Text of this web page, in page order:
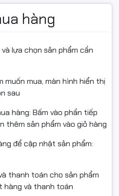
nhanh, đa nhiệm mượt mà
hàng
lựa chọn sản phẩm cần
muốn mua, màn hình hiển thị
sau
hàng: Bấm vào phần tiếp
thêm sản phẩm vào giỏ hàng
để cập nhật sản phẩm:
thanh toán cho sản phẩm
hàng và thanh toán